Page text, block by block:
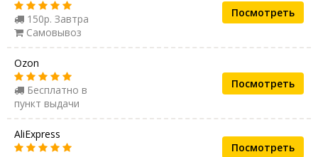
150р. Завтра
Самовывоз
Посмотреть
Ozon
Бесплатно в
пункт выдачи
Посмотреть
AliExpress
Посмотреть